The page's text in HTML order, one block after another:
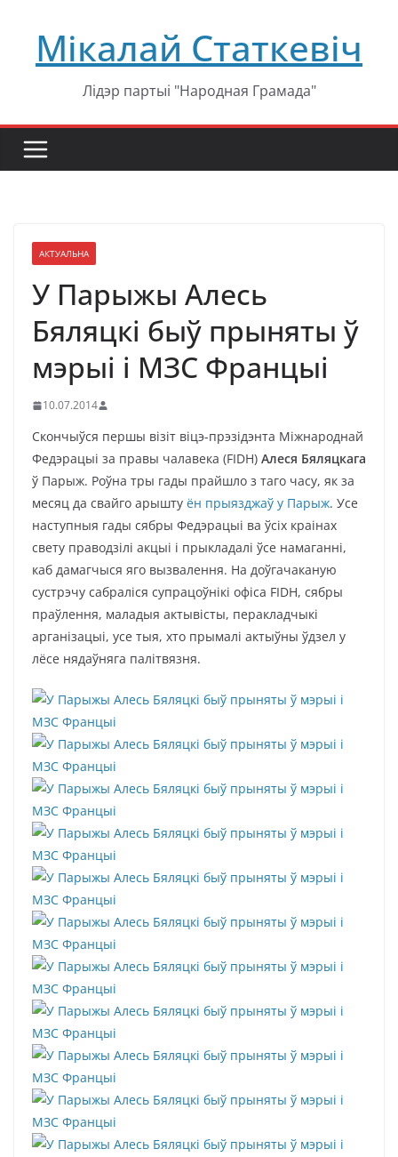
содержимому
Мікалай Статкевіч
Лідэр партыі "Народная Грамада"
АКТУАЛЬНА
У Парыжы Алесь
Бяляцкі быў прыняты ў
мэрыі і МЗС Францыі
10.07.2014
Скончыўся першы візіт віцэ-прэзідэнта Міжнароднай
Федэрацыі за правы чалавека (FIDH) Алеся Бяляцкага
ў Парыж. Роўна тры гады прайшло з таго часу, як за
месяц да свайго арышту ён прыязджаў у Парыж. Усе
наступныя гады сябры Федэрацыі ва ўсіх краінах
свету праводзілі акцыі і прыкладалі ўсе намаганні,
каб дамагчыся яго вызвалення. На доўгачаканую
сустрэчу сабраліся супрацоўнікі офіса FIDH, сябры
праўлення, маладыя актывісты, перакладчыкі
арганізацыі, усе тыя, хто прымалі актыўны ўдзел у
лёсе нядаўняга палітвязня.